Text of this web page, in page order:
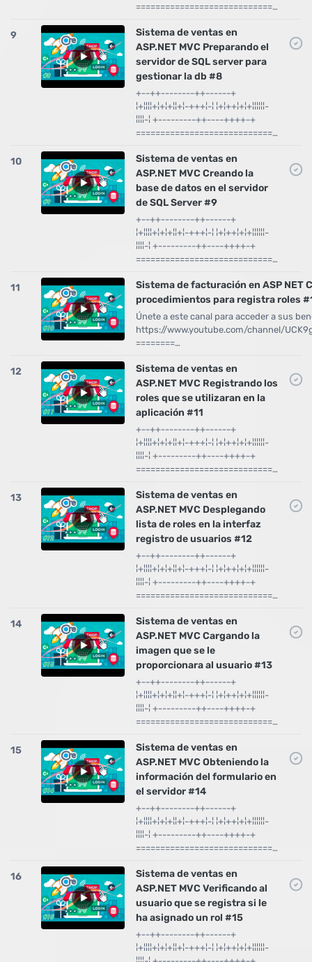
============================…
9
Sistema de ventas en
ASP.NET MVC Preparando el
servidor de SQL server para
gestionar la db #8
+--++--------++------+
¦+¦¦¦¦+¦+¦+¦¦+¦-+++¦-¦ ¦+¦++¦+¦+¦¦¦¦¦¦-
¦¦¦¦-¦ +---------++----++++-+
============================…
10
Sistema de ventas en
ASP.NET MVC Creando la
base de datos en el servidor
de SQL Server #9
+--++--------++------+
¦+¦¦¦¦+¦+¦+¦¦+¦-+++¦-¦ ¦+¦++¦+¦+¦¦¦¦¦¦-
¦¦¦¦-¦ +---------++----++++-+
============================…
11
Sistema de facturación en ASP NET
procedimientos para registra roles
Únete a este canal para acceder a sus
https://www.youtube.com/channel/
========…
12
Sistema de ventas en
ASP.NET MVC Registrando los
roles que se utilizaran en la
aplicación #11
+--++--------++------+
¦+¦¦¦¦+¦+¦+¦¦+¦-+++¦-¦ ¦+¦++¦+¦+¦¦¦¦¦¦-
¦¦¦¦-¦ +---------++----++++-+
============================…
13
Sistema de ventas en
ASP.NET MVC Desplegando
lista de roles en la interfaz
registro de usuarios #12
+--++--------++------+
¦+¦¦¦¦+¦+¦+¦¦+¦-+++¦-¦ ¦+¦++¦+¦+¦¦¦¦¦¦-
¦¦¦¦-¦ +---------++----++++-+
============================…
14
Sistema de ventas en
ASP.NET MVC Cargando la
imagen que se le
proporcionara al usuario #13
+--++--------++------+
¦+¦¦¦¦+¦+¦+¦¦+¦-+++¦-¦ ¦+¦++¦+¦+¦¦¦¦¦¦-
¦¦¦¦-¦ +---------++----++++-+
============================…
15
Sistema de ventas en
ASP.NET MVC Obteniendo la
información del formulario en
el servidor #14
+--++--------++------+
¦+¦¦¦¦+¦+¦+¦¦+¦-+++¦-¦ ¦+¦++¦+¦+¦¦¦¦¦¦-
¦¦¦¦-¦ +---------++----++++-+
============================…
16
Sistema de ventas en
ASP.NET MVC Verificando al
usuario que se registra si le
ha asignado un rol #15
+--++--------++------+
¦+¦¦¦¦+¦+¦+¦¦+¦-+++¦-¦ ¦+¦++¦+¦+¦¦¦¦¦¦-